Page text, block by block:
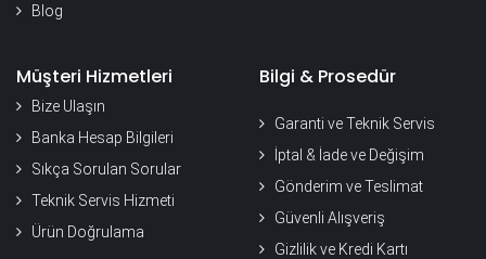
Blog
Müşteri Hizmetleri
Bize Ulaşın
Banka Hesap Bilgileri
Sıkça Sorulan Sorular
Teknik Servis Hizmeti
Ürün Doğrulama
Bilgi & Prosedür
Garanti ve Teknik Servis
İptal & İade ve Değişim
Gönderim ve Teslimat
Güvenli Alışveriş
Gizlilik ve Kredi Kartı